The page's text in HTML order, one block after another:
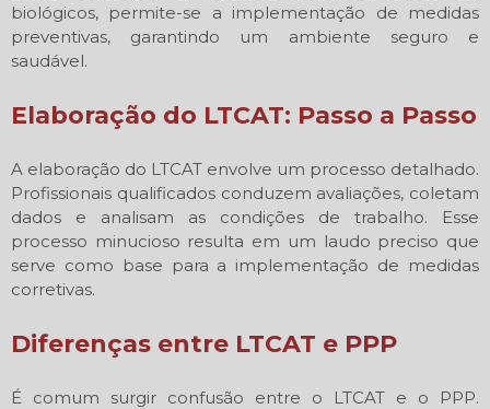
biológicos, permite-se a implementação de medidas
preventivas, garantindo um ambiente seguro e
saudável.
Elaboração do LTCAT: Passo a Passo
A elaboração do LTCAT envolve um processo detalhado.
Profissionais qualificados conduzem avaliações, coletam
dados e analisam as condições de trabalho. Esse
processo minucioso resulta em um laudo preciso que
serve como base para a implementação de medidas
corretivas.
Diferenças entre LTCAT e PPP
É comum surgir confusão entre o LTCAT e o PPP.